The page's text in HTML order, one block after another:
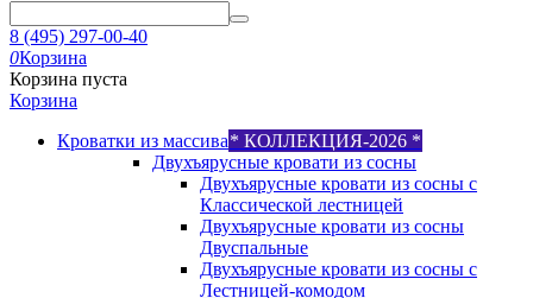
8 (495) 297-00-40
0Корзина
Корзина пуста
Корзина
Кроватки из массива* КОЛЛЕКЦИЯ-2026 *
Двухъярусные кровати из сосны
Двухъярусные кровати из сосны с
Классической лестницей
Двухъярусные кровати из сосны
Двуспальные
Двухъярусные кровати из сосны с
Лестницей-комодом